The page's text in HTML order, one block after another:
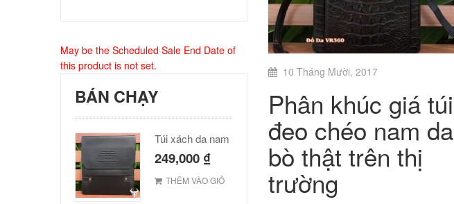
May be the Scheduled Sale End Date of
this product is not set.
BÁN CHẠY
249,000 ₫
THÊM VÀO GIỎ
10 Tháng Mười, 2017
Phân khúc giá túi
đeo chéo nam da
bò thật trên thị
trường